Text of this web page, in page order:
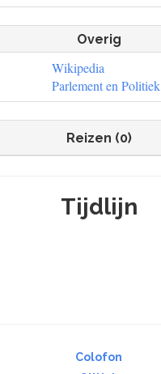
Overig
Wikipedia
Parlement en Politiek
Reizen (0)
Tijdlijn
Colofon